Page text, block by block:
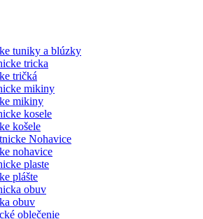
tuniky a blúzky
tričká
mikiny
košele
nohavice
plášte
obuv